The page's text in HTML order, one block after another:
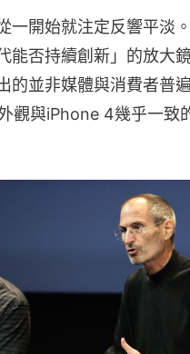
一開始就注定反響平淡
能否持續創新」的放大
的並非媒體與消費者普
觀與iPhone 4幾乎一致